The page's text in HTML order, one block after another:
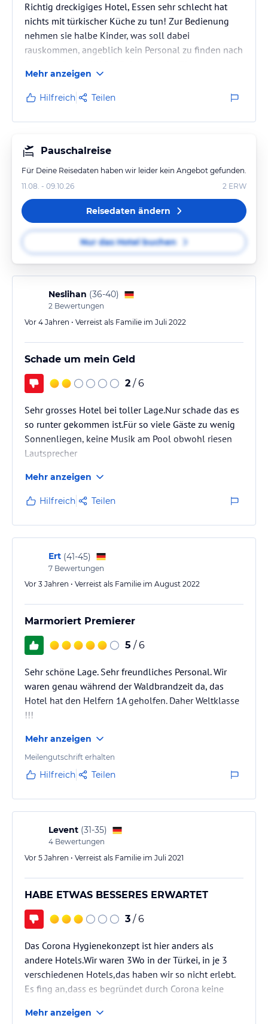
Richtig dreckigiges Hotel, Essen sehr schlecht hat
nichts mit türkischer Küche zu tun! Zur Bedienung
nehmen sie halbe Kinder, was soll dabei
rauskommen, angeblich kein Personal zu finden nach
Katastrophe!!!! Das einzige schöne ist der Blick vom
Balkon! Von 10 Tagen haben wir 7 Tage nicht
schlafen können, bis früh in der Nacht nur Terror und
Krach!!!!! Das Hotel ist ganz auf Russen gerüstet,
und Gläser sowie Besteck…
Mehr anzeigen
Hilfreich Teilen
Pauschalreise
Für Deine Reisedaten haben wir leider kein Angebot gefunden.
11.08. - 09.10.26
2 ERW
Reisedaten ändern
Nur das Hotel buchen
Neslihan (36-40)
2 Bewertungen
Vor 4 Jahren • Verreist als Familie im Juli 2022
Schade um mein Geld
2 / 6
Sehr grosses Hotel bei toller Lage.Nur schade das es
so runter gekommen ist.Für so viele Gäste zu wenig
Sonnenliegen, keine Musik am Pool obwohl riesen
Lautsprecher
Mehr anzeigen
Hilfreich Teilen
Ert (41-45)
7 Bewertungen
Vor 3 Jahren • Verreist als Familie im August 2022
Marmoriert Premierer
5 / 6
Sehr schöne Lage. Sehr freundliches Personal. Wir
waren genau während der Waldbrandzeit da, das
Hotel hat den Helfern 1A geholfen. Daher Weltklasse
!!!
Mehr anzeigen
Meilengutschrift erhalten
Hilfreich Teilen
Levent (31-35)
4 Bewertungen
Vor 5 Jahren • Verreist als Familie im Juli 2021
HABE ETWAS BESSERES ERWARTET
3 / 6
Das Corona Hygienekonzept ist hier anders als
andere Hotels.Wir waren 3Wo in der Türkei, in je 3
verschiedenen Hotels,das haben wir so nicht erlebt.
Es fing an,dass es begründet durch Corona keine
aber im Zimmer Bade und Handtücher,die waren
Mehr anzeigen